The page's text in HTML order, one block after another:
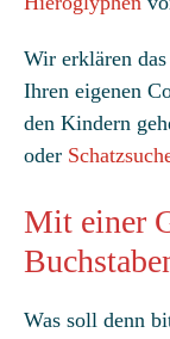
Wir erklären
Ihren eigenen
den Kindern
oder
Mit einer
Was soll denn